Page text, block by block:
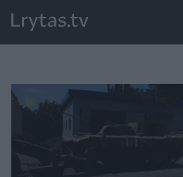
Paremkite Ukrainą